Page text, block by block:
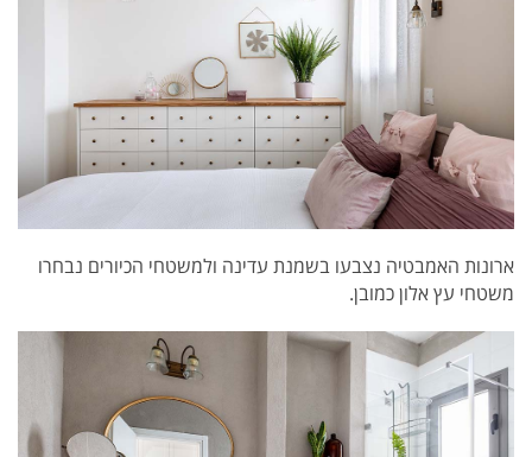
ארונות האמבטיה נצבעו בשמנת עדינה ולמשטחי הכיורים נבחרו
משטחי עץ אלון כמובן.